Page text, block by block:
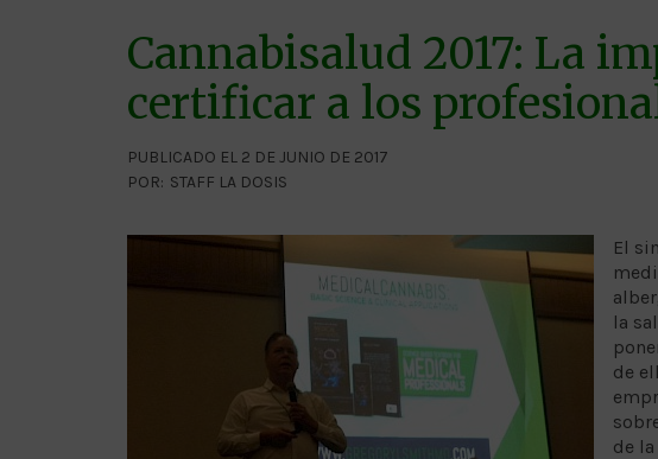
Cannabisalud 2017: La
certificar a los
PUBLICADO EL 2 DE JUNIO DE 2017
POR: STAFF LA DOSIS
El
la
de
de